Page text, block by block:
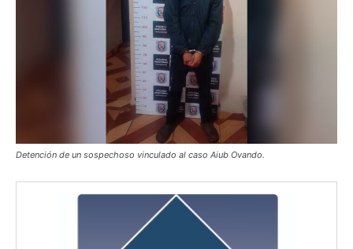
Detención de un sospechoso vinculado al caso Aiub Ovando.